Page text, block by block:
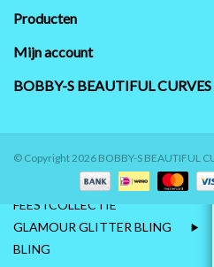
MAAT 56-58
HUISPAKKEN
FEESTCOLLECTIE
GLAMOUR GLITTER BLING
BLING
Producten
Mijn account
BOBBY-S BEAUTIFUL
© Copyright 2026 BOBBY-S BEAUTIFUL